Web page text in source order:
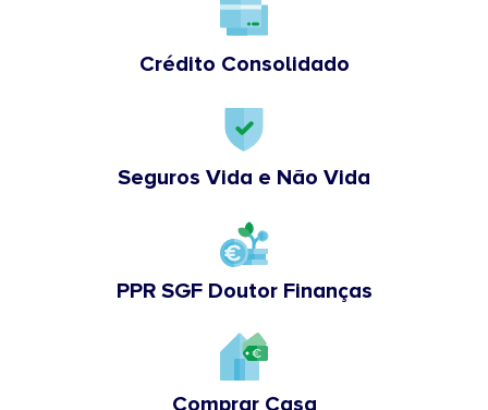
Crédito Consolidado
Seguros Vida e Não Vida
PPR SGF Doutor Finanças